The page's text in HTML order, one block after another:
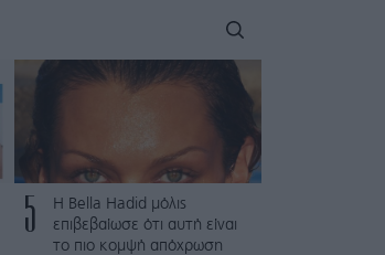
5
Η Bella Hadid μόλις
επιβεβαίωσε ότι αυτή είναι
το πιο κομψή απόχρωση